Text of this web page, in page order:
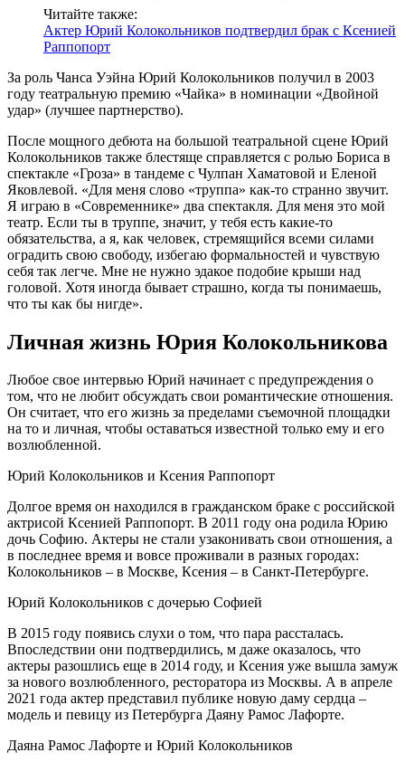
Читайте также:
Актер Юрий Колокольников подтвердил брак с Ксенией
Раппопорт
За роль Чанса Уэйна Юрий Колокольников получил в 2003
году театральную премию «Чайка» в номинации «Двойной
удар» (лучшее партнерство).
После мощного дебюта на большой театральной сцене Юрий
Колокольников также блестяще справляется с ролью Бориса в
спектакле «Гроза» в тандеме с Чулпан Хаматовой и Еленой
Яковлевой. «Для меня слово «труппа» как-то странно звучит.
Я играю в «Современнике» два спектакля. Для меня это мой
театр. Если ты в труппе, значит, у тебя есть какие-то
обязательства, а я, как человек, стремящийся всеми силами
оградить свою свободу, избегаю формальностей и чувствую
себя так легче. Мне не нужно эдакое подобие крыши над
головой. Хотя иногда бывает страшно, когда ты понимаешь,
что ты как бы нигде».
Личная жизнь Юрия Колокольникова
Любое свое интервью Юрий начинает с предупреждения о
том, что не любит обсуждать свои романтические отношения.
Он считает, что его жизнь за пределами съемочной площадки
на то и личная, чтобы оставаться известной только ему и его
возлюбленной.
Юрий Колокольников и Ксения Раппопорт
Долгое время он находился в гражданском браке с российской
актрисой Ксенией Раппопорт. В 2011 году она родила Юрию
дочь Софию. Актеры не стали узаконивать свои отношения, а
в последнее время и вовсе проживали в разных городах:
Колокольников – в Москве, Ксения – в Санкт-Петербурге.
Юрий Колокольников с дочерью Софией
В 2015 году появись слухи о том, что пара рассталась.
Впоследствии они подтвердились, м даже оказалось, что
актеры разошлись еще в 2014 году, и Ксения уже вышла замуж
за нового возлюбленного, ресторатора из Москвы. А в апреле
2021 года актер представил публике новую даму сердца –
модель и певицу из Петербурга Даяну Рамос Лафорте.
Даяна Рамос Лафорте и Юрий Колокольников